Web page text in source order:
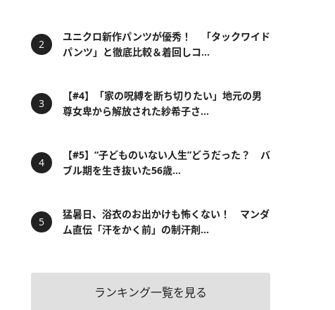
ユニクロ新作パンツが優秀！ 「タックワイド
パンツ」と徹底比較＆着回しコ...
【#4】「家の呪縛を断ち切りたい」地元の男
尊女卑から解放された紗希子さ...
【#5】“子どものいない人生”どうだった？ バ
ブル期を生き抜いた56歳...
猛暑日、浴衣のお出かけも怖くない！ マンダ
ム直伝「汗をかく前」の制汗剤...
ランキング一覧を見る